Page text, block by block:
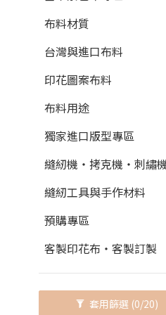
布料材質
台灣與進口布料
印花圖案布料
布料用途
獨家進口版型專區
縫紉機・拷克機・刺繡
縫紉工具與手作材料
預購專區
客製印花布・客製訂製
套用篩選 (0/20)